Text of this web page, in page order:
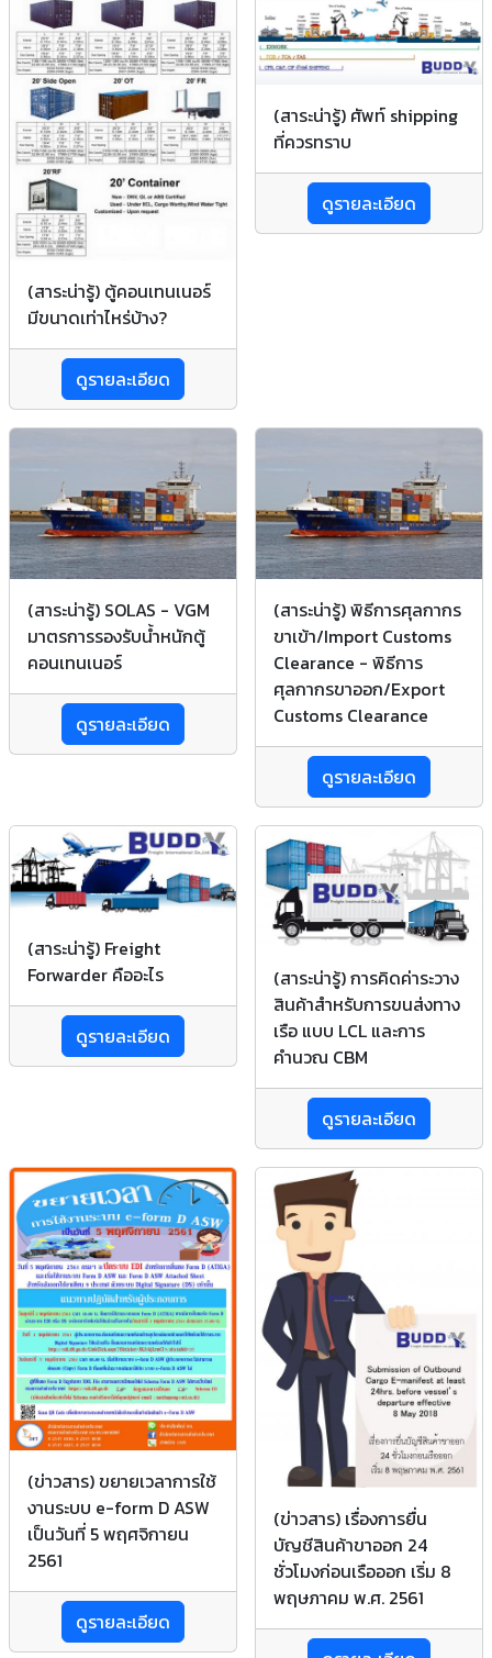
(สาระน่ารู้) ตู้คอนเทนเนอร์
มีขนาดเท่าไหร่บ้าง?
ดูรายละเอียด
(สาระน่ารู้) ศัพท์ shipping
ที่ควรทราบ
ดูรายละเอียด
(สาระน่ารู้) SOLAS - VGM
มาตรการรองรับน้ำหนักตู้
คอนเทนเนอร์
ดูรายละเอียด
(สาระน่ารู้) พิธีการศุลกากร
ขาเข้า/Import Customs
Clearance - พิธีการ
ศุลกากรขาออก/Export
Customs Clearance
ดูรายละเอียด
(สาระน่ารู้) Freight
Forwarder คืออะไร
ดูรายละเอียด
(สาระน่ารู้) การคิดค่าระวาง
สินค้าสำหรับการขนส่งทาง
เรือ แบบ LCL และการ
คำนวณ CBM
ดูรายละเอียด
(ข่าวสาร) ขยายเวลาการใช้
งานระบบ e-form D ASW
เป็นวันที่ 5 พฤศจิกายน
2561
ดูรายละเอียด
(ข่าวสาร) เรื่องการยื่น
บัญชีสินค้าขาออก 24
ชั่วโมงก่อนเรือออก เริ่ม 8
พฤษภาคม พ.ศ. 2561